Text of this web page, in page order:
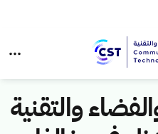
والتقنية